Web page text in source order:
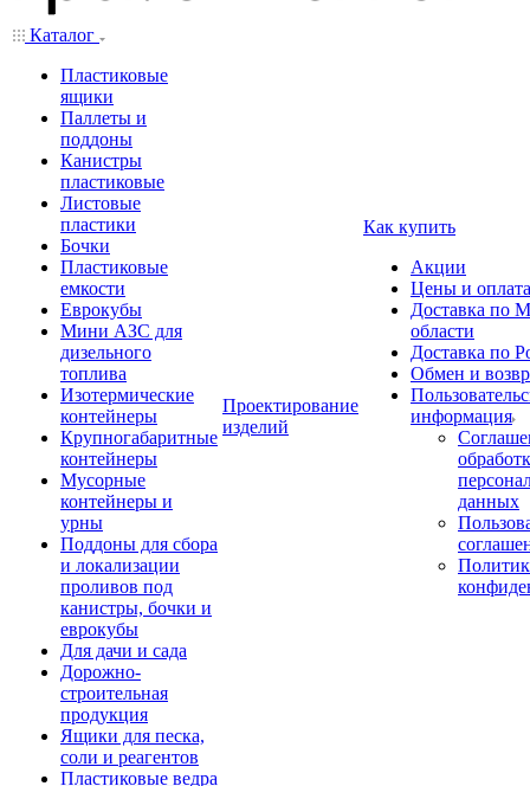
Каталог
Пластиковые
ящики
Паллеты и
поддоны
Канистры
пластиковые
Листовые
пластики
Бочки
Пластиковые
емкости
Еврокубы
Мини АЗС для
дизельного
топлива
Изотермические
контейнеры
Крупногабаритные
контейнеры
Мусорные
контейнеры и
урны
Поддоны для сбора
и локализации
проливов под
канистры, бочки и
еврокубы
Для дачи и сада
Дорожно-
строительная
продукция
Ящики для песка,
соли и реагентов
Пластиковые ведра
Проектирование
изделий
Как купить
Акции
Цены и оплата
Доставка по
области
Доставка по
Обмен и
информация
данных